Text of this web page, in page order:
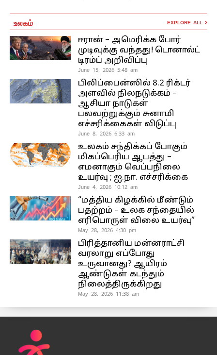
உலகம் EXPLORE ALL
ஈரான் – அமெரிக்க போர்
முடிவுக்கு வந்தது! டொனால்ட்
டிரம்ப் அறிவிப்பு
June 15, 2026 5:48 am
பிலிப்பைன்ஸில் 8.2 ரிக்டர்
அளவில் நிலநடுக்கம் –
ஆசியா நாடுகள்
பலவற்றுக்கும் சுனாமி
எச்சரிக்கைகள் விடுப்பு
June 8, 2026 6:33 am
உலகம் சந்திக்கப் போகும்
மிகப்பெரிய ஆபத்து –
எமனாகும் வெப்பநிலை
உயர்வு ; ஐ.நா. எச்சரிக்கை
June 4, 2026 10:12 am
“மத்திய கிழக்கில் மீண்டும்
பதற்றம் – உலக சந்தையில்
எரிபொருள் விலை உயர்வு”
May 28, 2026 4:30 pm
பிரித்தானிய மன்னராட்சி
வரலாறு எப்போது
உருவானது? ஆயிரம்
ஆண்டுகள் கடந்தும்
நிலைத்திருக்கிறது
May 28, 2026 11:38 am